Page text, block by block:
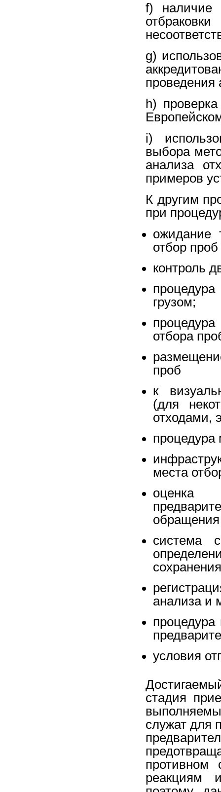
f) наличие
g)
проведения
h)
i)
выбора
анализа
примеров
К другим
при
ожидание
отбор проб
контроль
грузом;
отбора
проб
к
(для
отходами,
процедура
места
оценка
система
анализа и
условия
стадия
служат для
противном
реакциям